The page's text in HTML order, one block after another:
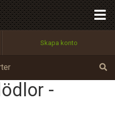
Skapa konto
-
Tillbaka till förstasidan